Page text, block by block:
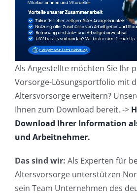
Als Angestellte möchten Sie Ihr
Vorsorge-Lösungsportfolio mit
Altersvorsorge erweitern?
Ihnen zum Download bereit. ->
Download Ihrer Information
und Arbeitnehmer.
Das sind wir: Als Experten für
Altersvorsorge unterstützen
sein Team Unternehmen des